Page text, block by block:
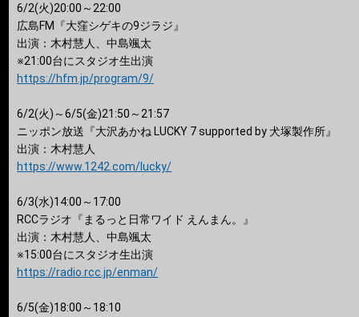
6/2(火)20:00～22:00
広島FM『大窪シゲキの9ジラジ』
出演：木村慧人、中島颯太
※21:00台にスタジオ生出演
https://hfm.jp/program/9/
6/2(火)～6/5(金)21:50～21:57
ニッポン放送『大沢あかね LUCKY 7 supported by 犬塚製作所』
出演：木村慧人
https://www.1242.com/lucky/
6/3(水)14:00～17:00
RCCラジオ『まるっと日常ワイド えんまん。』
出演：木村慧人、中島颯太
※15:00台にスタジオ生出演
https://radio.rcc.jp/enman/
6/5(金)18:00～18:10